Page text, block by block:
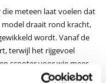
die meteen laat voelen dat
model draait rond kracht,
wordt. Vanaf de
terwijl het rijgevoel
scooter voor wie meer
De Segway E250S scooter